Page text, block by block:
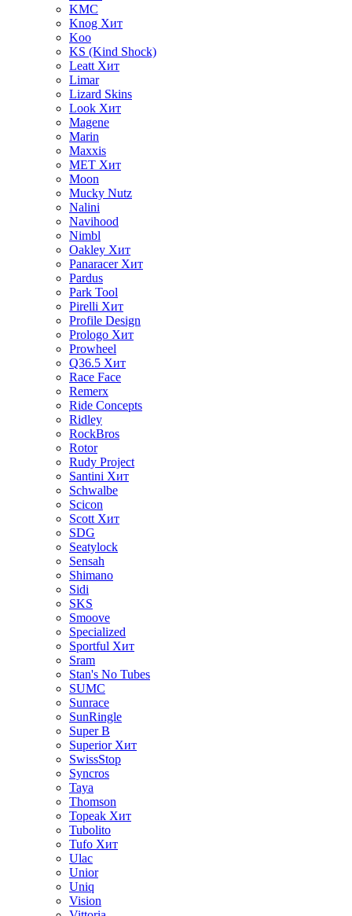
KMC
Knog Хит
Koo
KS (Kind Shock)
Leatt Хит
Limar
Lizard Skins
Look Хит
Magene
Marin
Maxxis
MET Хит
Moon
Mucky Nutz
Nalini
Navihood
Nimbl
Oakley Хит
Panaracer Хит
Pardus
Park Tool
Pirelli Хит
Profile Design
Prologo Хит
Prowheel
Q36.5 Хит
Race Face
Remerx
Ride Concepts
Ridley
RockBros
Rotor
Rudy Project
Santini Хит
Schwalbe
Scicon
Scott Хит
SDG
Seatylock
Sensah
Shimano
Sidi
SKS
Smoove
Specialized
Sportful Хит
Sram
Stan's No Tubes
SUMC
Sunrace
SunRingle
Super B
Superior Хит
SwissStop
Syncros
Taya
Thomson
Topeak Хит
Tubolito
Tufo Хит
Ulac
Unior
Uniq
Vision